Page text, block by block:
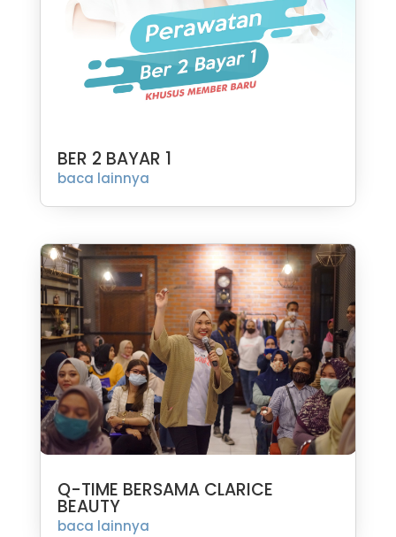
BER 2 BAYAR 1
baca lainnya
Q-TIME BERSAMA CLARICE
BEAUTY
baca lainnya